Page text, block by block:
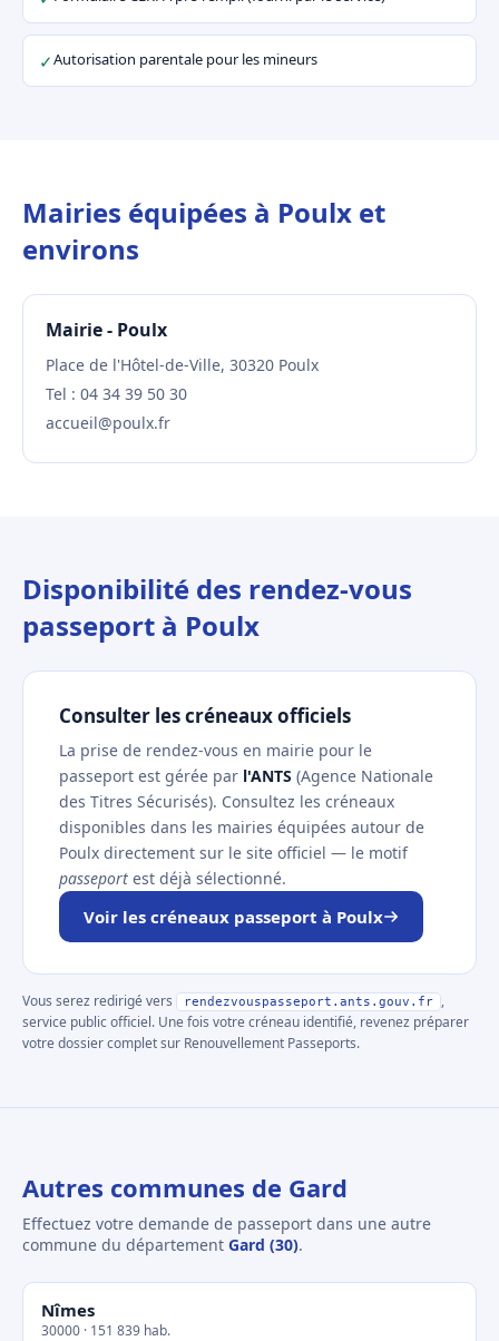
✓Autorisation parentale pour les mineurs
Mairies équipées à Poulx et
environs
Mairie - Poulx
Place de l'Hôtel-de-Ville, 30320 Poulx
Tel : 04 34 39 50 30
accueil@poulx.fr
Disponibilité des rendez-vous
passeport à Poulx
Consulter les créneaux officiels
La prise de rendez-vous en mairie pour le
passeport est gérée par l'ANTS (Agence Nationale
des Titres Sécurisés). Consultez les créneaux
disponibles dans les mairies équipées autour de
Poulx directement sur le site officiel — le motif
passeport est déjà sélectionné.
Voir les créneaux passeport à Poulx
Vous serez redirigé vers rendezvouspasseport.ants.gouv.fr
,
service public officiel. Une fois votre créneau identifié, revenez préparer
votre dossier complet sur Renouvellement Passeports.
Autres communes de Gard
Effectuez votre demande de passeport dans une autre
commune du département Gard (30).
Nîmes
30000 · 151 839 hab.